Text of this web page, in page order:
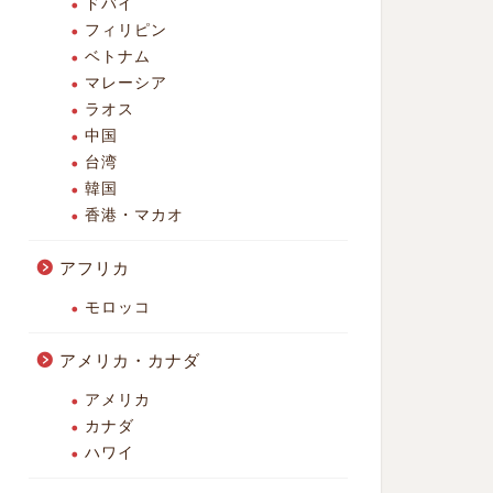
ドバイ
フィリピン
ベトナム
マレーシア
ラオス
中国
台湾
韓国
香港・マカオ
アフリカ
モロッコ
アメリカ・カナダ
アメリカ
カナダ
ハワイ